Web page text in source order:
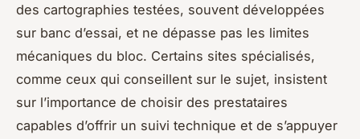
des cartographies testées, souvent développées
sur banc d’essai, et ne dépasse pas les limites
mécaniques du bloc. Certains sites spécialisés,
comme ceux qui conseillent sur le sujet, insistent
sur l’importance de choisir des prestataires
capables d’offrir un suivi technique et de s’appuyer